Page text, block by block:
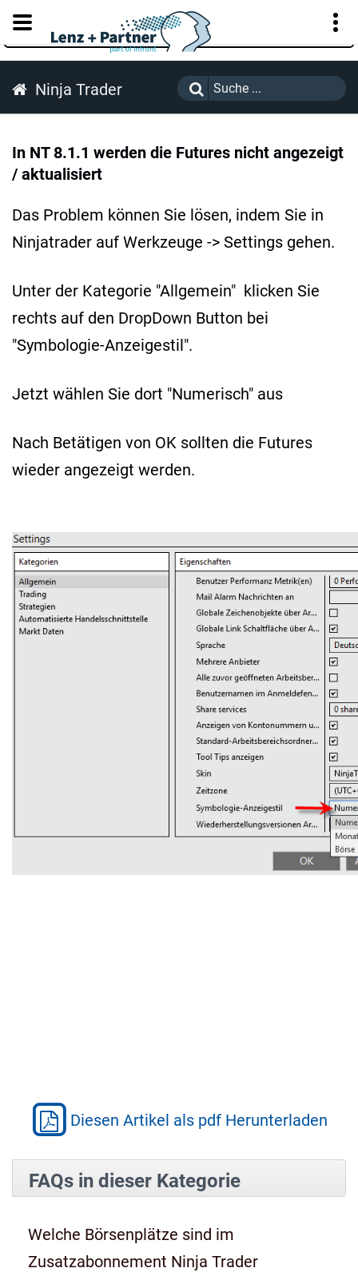
KUNDENPORTAL
Ninja Trader
In NT 8.1.1 werden die Futures nicht angezeigt
/ aktualisiert
Das Problem können Sie lösen, indem Sie in
Ninjatrader auf Werkzeuge -> Settings gehen.
Unter der Kategorie "Allgemein" klicken Sie
rechts auf den DropDown Button bei
"Symbologie-Anzeigestil".
Jetzt wählen Sie dort "Numerisch" aus
Nach Betätigen von OK sollten die Futures
wieder angezeigt werden.
Diesen Artikel als pdf Herunterladen
FAQs in dieser Kategorie
Welche Börsenplätze sind im
Zusatzabonnement Ninja Trader